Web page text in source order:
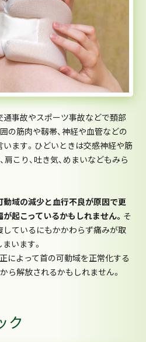
通事故やスポーツ事故などで頚部
の筋肉や靱帯、神経や血管などの
ます。ひどいときは交感神経や筋
肩こり、吐き気、めまいなどもみら
域の減少と血行不良が原因で更
起こっているかもしれません。 そ
しているにもかかわらず痛みが取
います。
によって首の可動域を正常化する
ら解放されるかもしれません。
ク